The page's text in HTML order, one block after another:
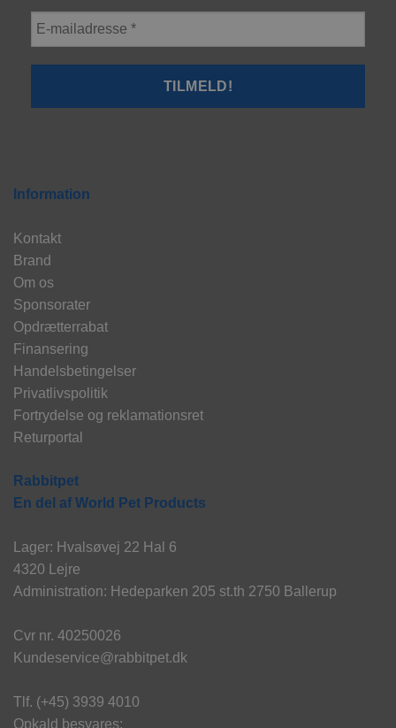
Information
Kontakt
Brand
Om os
Sponsorater
Opdrætterrabat
Finansering
Handelsbetingelser
Privatlivspolitik
Fortrydelse og reklamationsret
Returportal
Rabbitpet
En del af World Pet Products
Lager: Hvalsøvej 22 Hal 6
4320 Lejre
Administration: Hedeparken 205 st.th 2750 Ballerup
Cvr nr. 40250026
Kundeservice@rabbitpet.dk
Tlf. (+45) 3939 4010
Opkald besvares: